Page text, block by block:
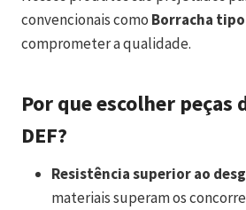
convencionais como Borracha
comprometer a qualidade.
Por que escolher peças
DEF?
Resistência superior ao
materiais superam os